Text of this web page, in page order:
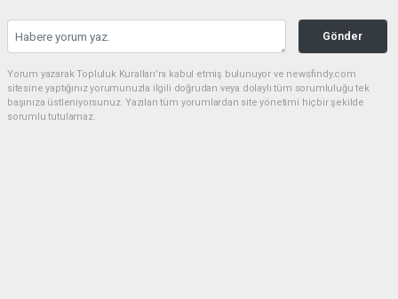
Gönder
Yorum yazarak Topluluk Kuralları’nı kabul etmiş bulunuyor ve newsfindy.com
sitesine yaptığınız yorumunuzla ilgili doğrudan veya dolaylı tüm sorumluluğu tek
başınıza üstleniyorsunuz. Yazılan tüm yorumlardan site yönetimi hiçbir şekilde
sorumlu tutulamaz.